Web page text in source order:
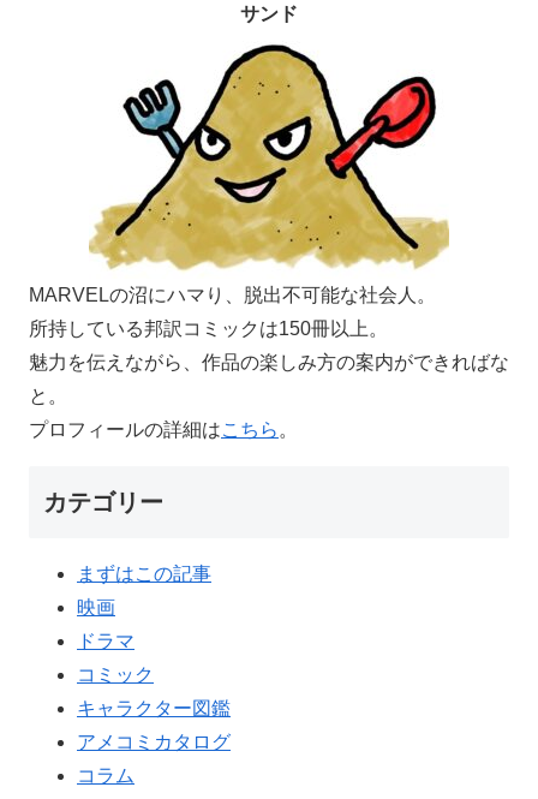
サンド
MARVELの沼にハマり、脱出不可能な社会人。
所持している邦訳コミックは150冊以上。
魅力を伝えながら、作品の楽しみ方の案内ができればな
と。
プロフィールの詳細はこちら 。
カテゴリー
まずはこの記事
映画
ドラマ
コミック
キャラクター図鑑
アメコミカタログ
コラム